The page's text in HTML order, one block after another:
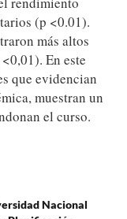
(p <0.01).
más altos
En este
que evidencian
muestran un
el curso.
Nacional